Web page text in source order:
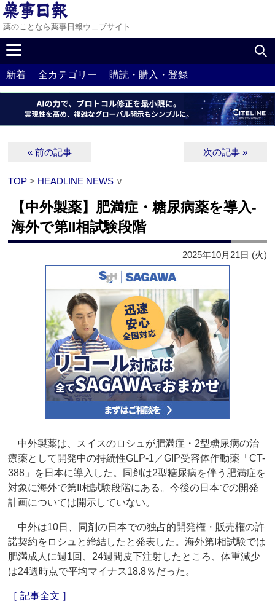
薬のことなら薬事日報ウェブサイト
新着 全カテゴリー 購読・購入・登録
« 前の記事 次の記事 »
TOP > HEADLINE NEWS ∨
【中外製薬】肥満症・糖尿病薬を導入‐
海外で第II相試験段階
2025年10月21日 (火)
中外製薬は、スイスのロシュが肥満症・2型糖尿病の治
療薬として開発中の持続性GLP-1／GIP受容体作動薬「CT-
388」を日本に導入した。同剤は2型糖尿病を伴う肥満症を
対象に海外で第II相試験段階にある。今後の日本での開発
計画については開示していない。
中外は10日、同剤の日本での独占的開発権・販売権の許
諾契約をロシュと締結したと発表した。海外第I相試験では
肥満成人に週1回、24週間皮下注射したところ、体重減少
は24週時点で平均マイナス18.8％だった。
［ 記事全文 ］